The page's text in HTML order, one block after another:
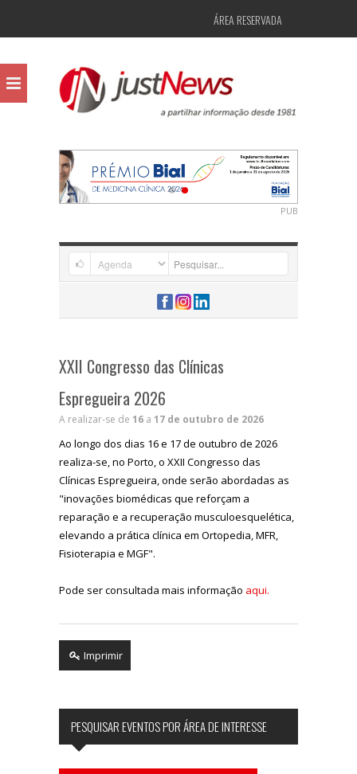
ÁREA RESERVADA
PUB
XXII Congresso das Clínicas
Espregueira 2026
A realizar-se de 16 a 17 de outubro de 2026
Ao longo dos dias 16 e 17 de outubro de 2026
realiza-se, no Porto, o XXII Congresso das
Clínicas Espregueira, onde serão abordadas as
"inovações biomédicas que reforçam a
reparação e a recuperação musculoesquelética,
elevando a prática clínica em Ortopedia, MFR,
Fisioterapia e MGF".
Pode ser consultada mais informação aqui.
Imprimir
PESQUISAR EVENTOS POR ÁREA DE INTERESSE